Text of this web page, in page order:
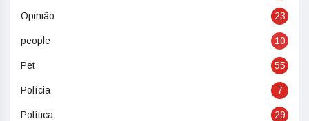
Opinião 23
people 10
Pet 55
Polícia 7
Política 29